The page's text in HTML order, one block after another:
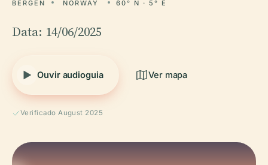
BERGEN NORWAY 60° N · 5° E
Data: 14/06/2025
Ouvir audioguia Ver mapa
Verificado August 2025